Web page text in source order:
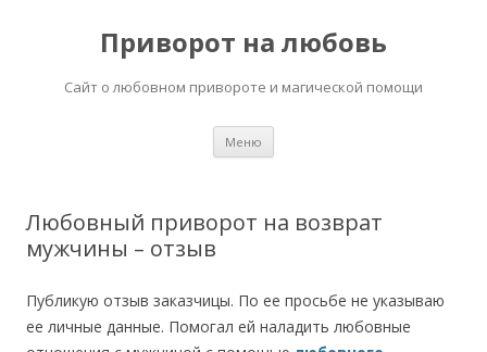
Приворот на любовь
Сайт о любовном привороте и магической помощи
Меню
Любовный приворот на возврат
мужчины – отзыв
Публикую отзыв заказчицы. По ее просьбе не указываю
ее личные данные. Помогал ей наладить любовные